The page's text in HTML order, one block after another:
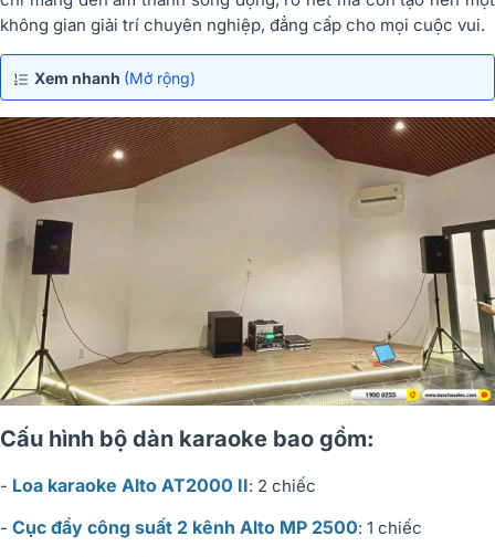
không gian giải trí chuyên nghiệp, đẳng cấp cho mọi cuộc vui.
Xem nhanh (Mở rộng)
Cấu hình bộ dàn karaoke bao gồm:
- Loa karaoke Alto AT2000 II: 2 chiếc
- Cục đẩy công suất 2 kênh Alto MP 2500: 1 chiếc